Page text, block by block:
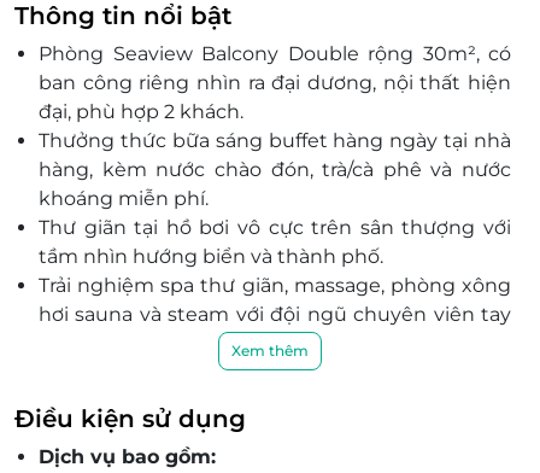
Thông tin nổi bật
Phòng Seaview Balcony Double rộng 30m², có
ban công riêng nhìn ra đại dương, nội thất hiện
đại, phù hợp 2 khách.
Thưởng thức bữa sáng buffet hàng ngày tại nhà
hàng, kèm nước chào đón, trà/cà phê và nước
khoáng miễn phí.
Thư giãn tại hồ bơi vô cực trên sân thượng với
tầm nhìn hướng biển và thành phố.
Trải nghiệm spa thư giãn, massage, phòng xông
hơi sauna và steam với đội ngũ chuyên viên tay
Phòng gym hiện đại với các thiết bị tập luyện đa
dạng, phù hợp mọi nhu cầu vận động.
Khách sạn cách bãi biển Mỹ Khê chỉ vài phút đi
bộ, gần điểm tham quan và các nhà hàng hải
Xem thêm
Điều kiện sử dụng
Dịch vụ bao gồm: